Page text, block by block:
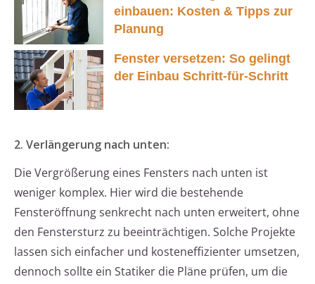
einbauen: Kosten & Tipps zur
Planung
Fenster versetzen: So gelingt
der Einbau Schritt-für-Schritt
2. Verlängerung nach unten:
Die Vergrößerung eines Fensters nach unten ist
weniger komplex. Hier wird die bestehende
Fensteröffnung senkrecht nach unten erweitert, ohne
den Fenstersturz zu beeinträchtigen. Solche Projekte
lassen sich einfacher und kosteneffizienter umsetzen,
dennoch sollte ein Statiker die Pläne prüfen, um die